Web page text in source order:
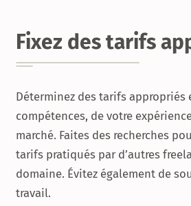
Fixez des tarifs
Déterminez des tarifs appropriés
compétences, de votre
marché. Faites des recherches
tarifs pratiqués par d’autres
domaine. Évitez également de
travail.